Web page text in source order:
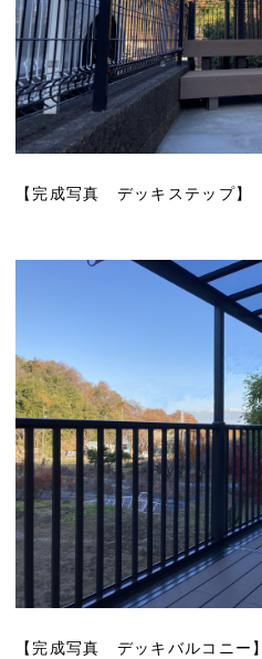
【完成写真 デッキステップ】
【完成写真 デッキバルコニー】